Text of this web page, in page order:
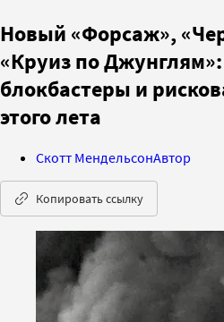
Новый «Форсаж»,
«Круиз по
блокбастеры и
этого лета
Скотт МендельсонАвтор
Копировать ссылку